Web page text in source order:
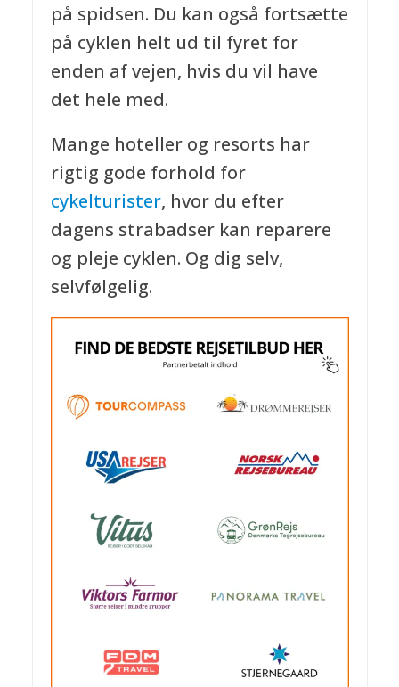
på spidsen. Du kan også fortsætte
på cyklen helt ud til fyret for
enden af vejen, hvis du vil have
det hele med.
Mange hoteller og resorts har
rigtig gode forhold for
cykelturister, hvor du efter
dagens strabadser kan reparere
og pleje cyklen. Og dig selv,
selvfølgelig.